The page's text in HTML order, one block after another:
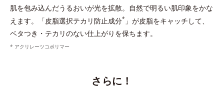
肌を包み込んだうるおいが光を拡散。自然で明るい肌印象をかな
えます。「皮脂選択テカリ防止成分* 」が皮脂をキャッチして、
ベタつき・テカリのない仕上がりを保ちます。
* アクリレーツコポリマー
さらに！